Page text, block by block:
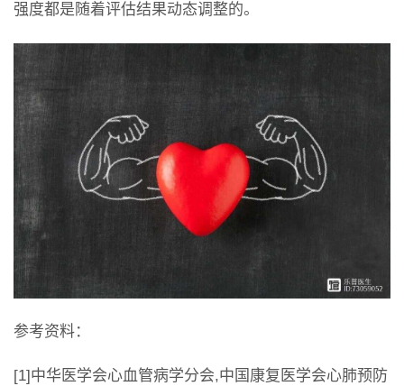
强度都是随着评估结果动态调整的。
参考资料：
[1]中华医学会心血管病学分会,中国康复医学会心肺预防